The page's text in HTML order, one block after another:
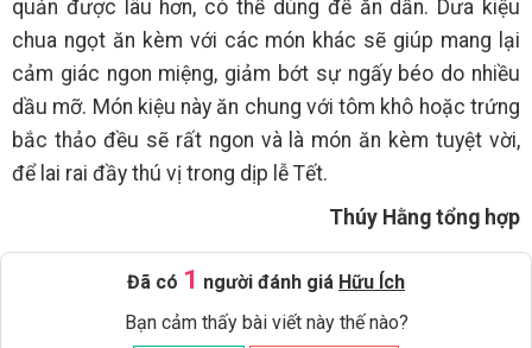
quản được lâu hơn, có thể dùng để ăn dần. Dưa kiệu
chua ngọt ăn kèm với các món khác sẽ giúp mang lại
cảm giác ngon miệng, giảm bớt sự ngấy béo do nhiều
dầu mỡ. Món kiệu này ăn chung với tôm khô hoặc trứng
bắc thảo đều sẽ rất ngon và là món ăn kèm tuyệt vời,
để lai rai đầy thú vị trong dịp lễ Tết.
Thúy Hằng tổng hợp
Đã có 1 người đánh giá Hữu Ích
Bạn cảm thấy bài viết này thế nào?